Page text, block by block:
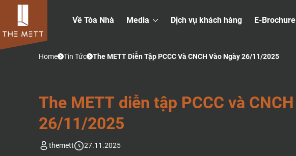
Về Tòa Nhà Media Dịch vụ khách hàng E-Brochure
Home Tin Tức The METT Diễn Tập PCCC Và CNCH Vào Ngày 26/11/2025
THE METT DIỄN TẬP PCCC VÀ CNCH
26/11/2025
themett 27.11.2025